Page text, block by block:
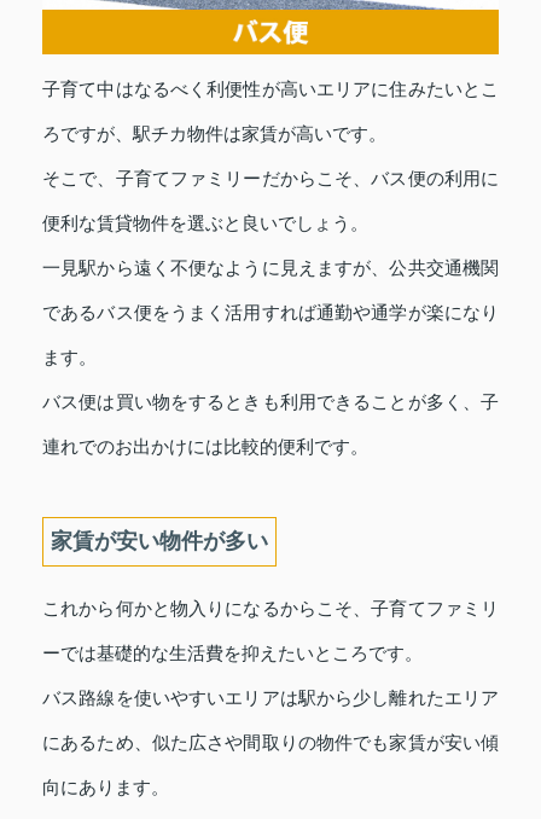
子育て中はなるべく利便性が高いエリアに住みたいとこ
ろですが、駅チカ物件は家賃が高いです。
そこで、子育てファミリーだからこそ、バス便の利用に
便利な賃貸物件を選ぶと良いでしょう。
一見駅から遠く不便なように見えますが、公共交通機関
であるバス便をうまく活用すれば通勤や通学が楽になり
ます。
バス便は買い物をするときも利用できることが多く、子
連れでのお出かけには比較的便利です。
家賃が安い物件が多い
これから何かと物入りになるからこそ、子育てファミリ
ーでは基礎的な生活費を抑えたいところです。
バス路線を使いやすいエリアは駅から少し離れたエリア
にあるため、似た広さや間取りの物件でも家賃が安い傾
向にあります。